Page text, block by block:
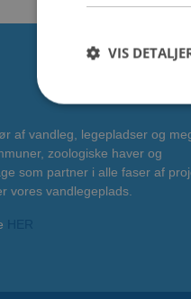
af vandleg, legepladser og
zoologiske haver og
som partner i alle faser af
vores vandlegeplads.
VIS